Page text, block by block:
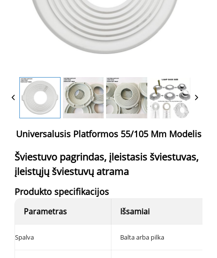
Universalusis Platformos 55/105 Mm Modelis
Šviestuvo pagrindas, įleistasis šviestuvas,
įleistųjų šviestuvų atrama
Produkto specifikacijos
Parametras Išsamiai
Spalva Balta arba pilka